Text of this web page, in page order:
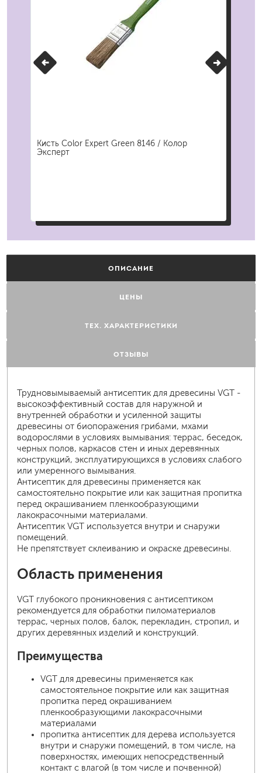
Кисть Color Expert Green 8146 / Колор
Эксперт
ОПИСАНИЕ
ЦЕНЫ
ТЕХ. ХАРАКТЕРИСТИКИ
ОТЗЫВЫ
Трудновымываемый антисептик для древесины VGT -
высокоэффективный состав для наружной и
внутренней обработки и усиленной защиты
древесины от биопоражения грибами, мхами
водорослями в условиях вымывания: террас, беседок,
черных полов, каркасов стен и иных деревянных
конструкций, эксплуатирующихся в условиях слабого
или умеренного вымывания.
Антисептик для древесины применяется как
самостоятельно покрытие или как защитная пропитка
перед окрашиванием пленкообразующими
лакокрасочными материалами.
Антисептик VGT используется внутри и снаружи
помещений.
Не препятствует склеиванию и окраске древесины.
Область применения
VGT глубокого проникновения с антисептиком
рекомендуется для обработки пиломатериалов
террас, черных полов, балок, перекладин, стропил, и
других деревянных изделий и конструкций.
Преимущества
VGT для древесины применяется как
самостоятельное покрытие или как защитная
пропитка перед окрашиванием
пленкообразующими лакокрасочными
материалами
пропитка антисептик для дерева используется
внутри и снаружи помещений, в том числе, на
поверхностях, имеющих непосредственный
контакт с влагой (в том числе и почвенной)